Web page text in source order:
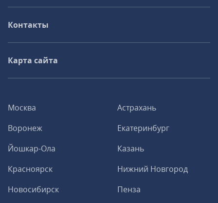
Москва
Астрахань
Воронеж
Екатеринбург
Йошкар-Ола
Казань
Красноярск
Нижний Новгород
Новосибирск
Пенза
Контакты
Карта сайта